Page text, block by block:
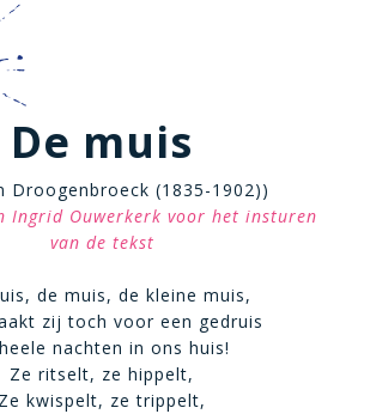
De muis
Droogenbroeck (1835-1902))
Ingrid Ouwerkerk voor het insturen
van de tekst
de muis, de kleine muis,
zij toch voor een gedruis
nachten in ons huis!
Ze ritselt, ze hippelt,
Ze kwispelt, ze trippelt,